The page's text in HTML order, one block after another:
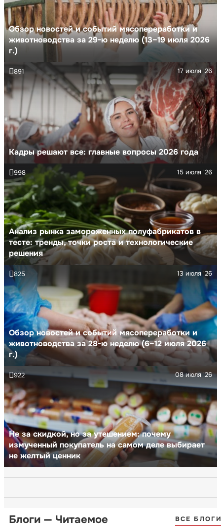
Обзор новостей и событий мясопереработки и
животноводства за 29-ю неделю (13–19 июля 2026
г.)
Кадры решают все: главные вопросы 2026 года
17 июля '26
891
Анализ рынка замороженных полуфабрикатов в
тесте: тренды, точки роста и технологические
решения
15 июля '26
998
Обзор новостей и событий мясопереработки и
животноводства за 28-ю неделю (6–12 июля 2026
г.)
13 июля '26
825
Не за скидкой, но за утешением: почему
измученный покупатель на самом деле выбирает
не желтый ценник
08 июля '26
922
Блоги — Читаемое ВСЕ